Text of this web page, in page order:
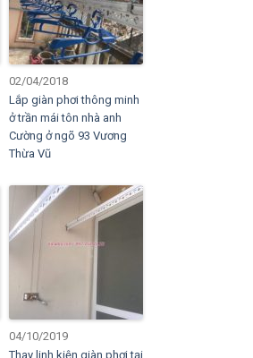
02/04/2018
Lắp giàn phơi thông minh
ở trần mái tôn nhà anh
Cường ở ngõ 93 Vương
Thừa Vũ
04/10/2019
Thay linh kiện giàn phơi tại